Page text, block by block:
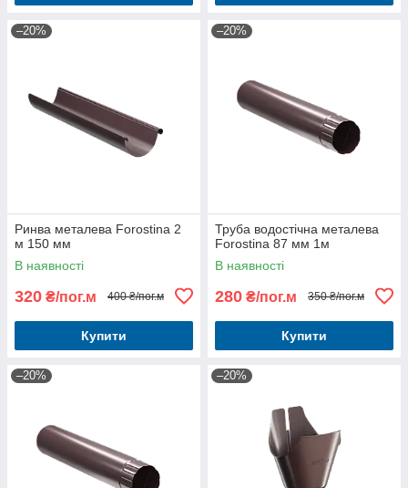
–20%
Ринва металева Forostina 2
м 150 мм
В наявності
320 ₴/пог.м 400 ₴/пог.м
Купити
–20%
Труба водостічна металева
Forostina 87 мм 1м
В наявності
280 ₴/пог.м 350 ₴/пог.м
Купити
–20% –20%